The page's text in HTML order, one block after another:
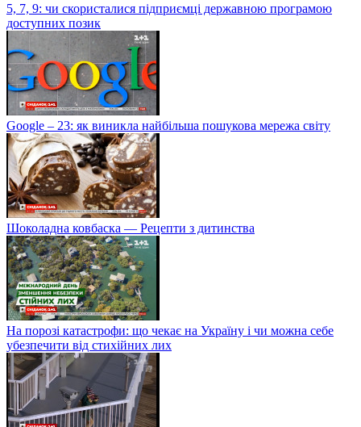
5, 7, 9: чи скористалися підприємці державною програмою
доступних позик
Google – 23: як виникла найбільша пошукова мережа світу
Шоколадна ковбаска — Рецепти з дитинства
На порозі катастрофи: що чекає на Україну і чи можна себе
убезпечити від стихійних лих